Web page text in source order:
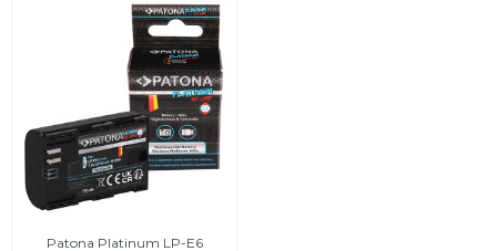
Patona Platinum LP-E6